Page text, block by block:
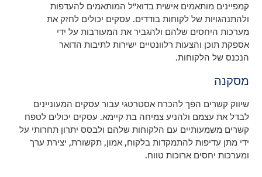
קמפיינים מותאמים אישית בדוא"ל המותאמים להעדפות
ולהתנהגויות של לקוחות בודדים. עסקים יכולים לחזק את
מערכות היחסים שלהם ולהגביר את המעורבות על ידי
אספקת תוכן והצעות רלוונטיים ישירות לתיבות הדואר
הנכנס של הלקוחות.
מסקנה
שיווק קשרים הפך להכרח אסטרטגי עבור עסקים המעוניינים
לבדל את עצמם ולהניע צמיחה בת קיימא. עסקים יכולים לטפח
קשרים משמעותיים עם הלקוחות שלהם ולבסס יתרון תחרותי על
ידי מתן עדיפות להתמקדות בלקוח, אמון, תקשורת, יצירת ערך
ומערכות יחסים ארוכות טווח.